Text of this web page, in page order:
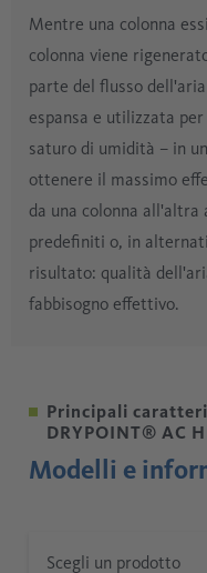
Mentre una colonna
colonna viene
parte del flusso
espansa e utilizzata
saturo di umidità – in
ottenere il massimo
da una colonna
predefiniti o, in
risultato: qualità
fabbisogno effettivo.
Principali
DRYPOINT® AC
Modelli e